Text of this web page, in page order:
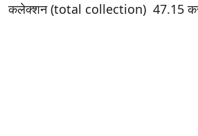
कलेक्शन (total collection) 47.15